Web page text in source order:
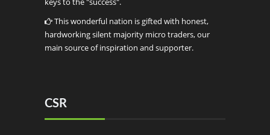
This wonderful nation is gifted with honest,
hardworking silent majority micro traders, our
main source of inspiration and supporter.
CSR